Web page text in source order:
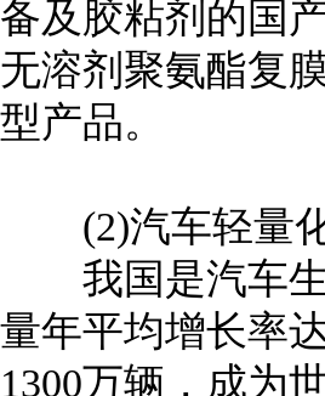
备及胶粘剂的国
无溶剂聚氨酯复
型产品。
(2)汽车轻量
我国是汽车生
量年平均增长率
1300万辆，成为